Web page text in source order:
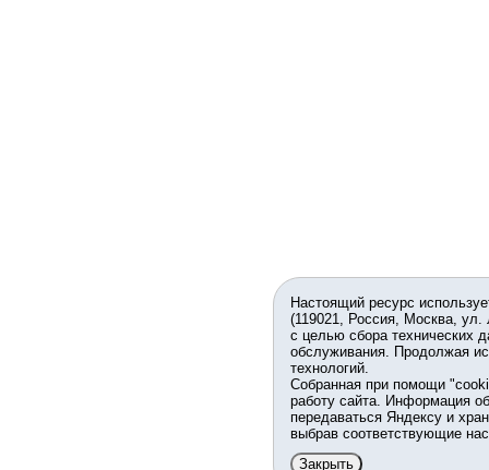
Настоящий ресурс
(119021, Россия, Москва,
с целью сбора технических
обслуживания. Продолжая
технологий.
Собранная при помощи
работу сайта. Информация
передаваться Яндексу и
выбрав соответствующие
Закрыть